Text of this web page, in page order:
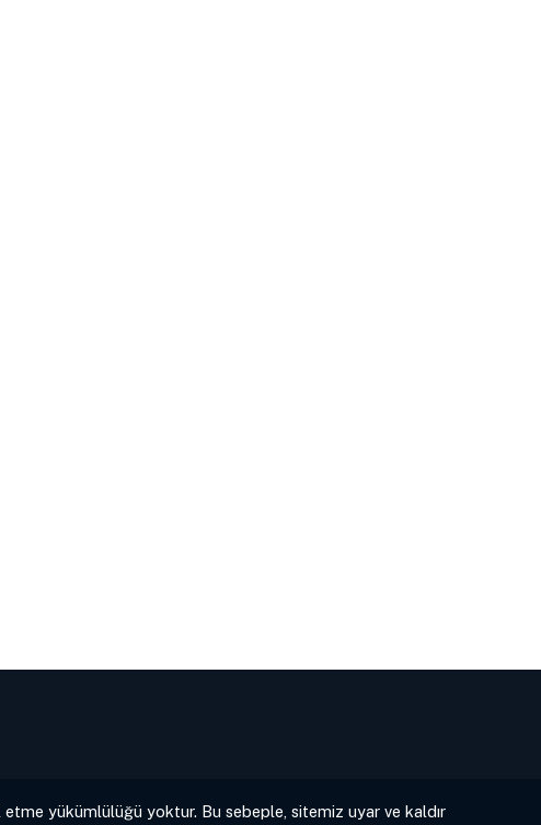
yükümlülüğü yoktur. Bu sebeple, sitemiz uyar ve kaldır